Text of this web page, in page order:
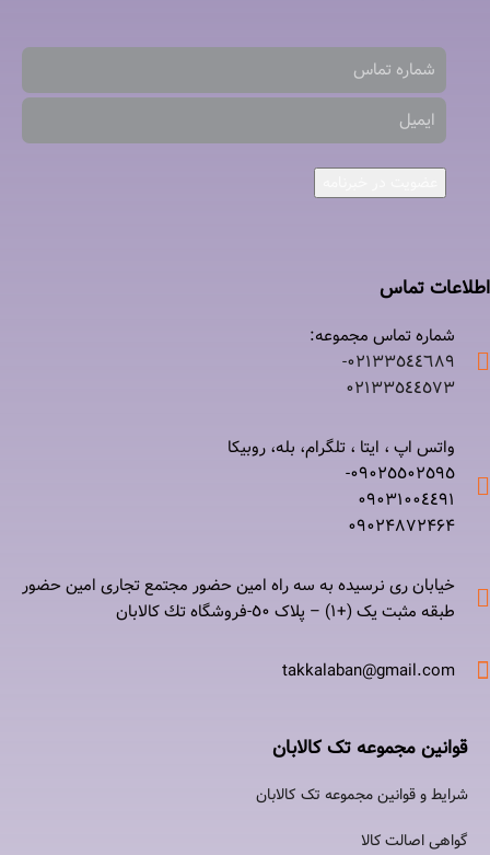
اطلاعات تماس
شماره تماس مجموعه:
۰۲۱٣٣٥٤٤٦٨٩-
۰٢١٣٣٥٤٤٥٧٣
واتس اپ ، ایتا ، تلگرام، بله، روبیکا
۰٩٠٢٥٥٠٢٥٩٥-
۰٩٠٣١٠٠٤٤٩١
۰٩٠٢۴۸۷٢۴۶۴
خیابان ری نرسيده به سه راه امين حضور مجتمع تجاری امين حضور
طبقه مثبت یک (+۱) – پلاک ٥٠-فروشگاه تك كالابان
takkalaban@gmail.com
قوانین مجموعه تک کالابان
شرایط و قوانین مجموعه تک کالابان
گواهی اصالت كالا